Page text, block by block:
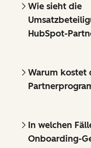
Wie sieht die
HubSpot-
Warum kostet
In welchen
Onboarding-